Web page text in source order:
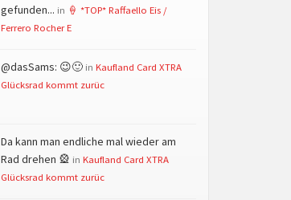
gefunden... in 🍦 *TOP* Raffaello Eis /
Ferrero Rocher E
@dasSams: 😉🙂 in Kaufland Card XTRA
Glücksrad kommt zurüc
Da kann man endliche mal wieder am
Rad drehen 🎡 in Kaufland Card XTRA
Glücksrad kommt zurüc